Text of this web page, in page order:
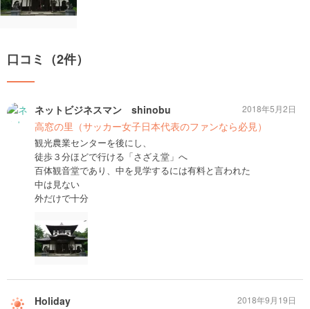
口コミ（2件）
ネットビジネスマン shinobu
高窓の里（サッカー女子日本代表のファンなら必見）
観光農業センターを後にし、
徒歩３分ほどで行ける「さざえ堂」へ
百体観音堂であり、中を見学するには有料と言われた
中は見ない
外だけで十分
2018年5月2日
Holiday 2018年9月19日